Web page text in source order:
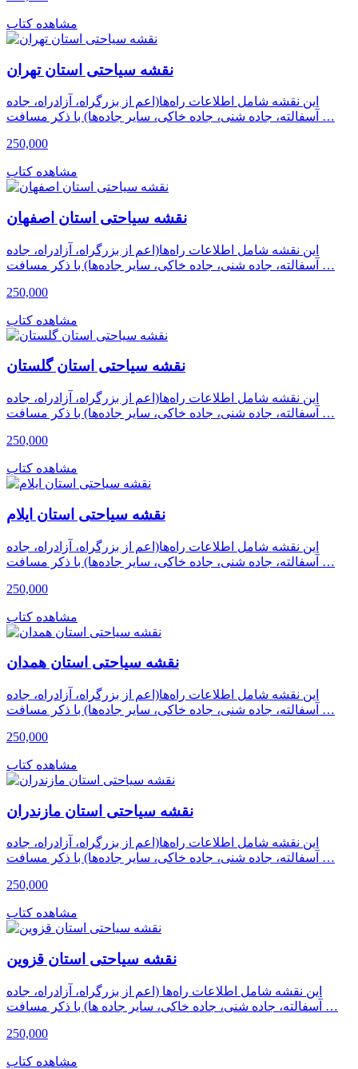
مشاهده کتاب
نقشه سیاحتی استان تهران
این نقشه شامل اطلاعات راه‌ها(اعم از بزرگراه، آزادراه، جاده
آسفالته، جاده شنی، جاده خاکی، سایر جاده‌ها) با ذکر مسافت …
250,000
مشاهده کتاب
نقشه سیاحتی استان اصفهان
این نقشه شامل اطلاعات راه‌ها(اعم از بزرگراه، آزادراه، جاده
آسفالته، جاده شنی، جاده خاکی، سایر جاده‌ها) با ذکر مسافت …
250,000
مشاهده کتاب
نقشه سیاحتی استان گلستان
این نقشه شامل اطلاعات راه‌ها(اعم از بزرگراه، آزادراه، جاده
آسفالته، جاده شنی، جاده خاکی، سایر جاده‌ها) با ذکر مسافت …
250,000
مشاهده کتاب
نقشه سیاحتی استان ایلام
این نقشه شامل اطلاعات راه‌ها(اعم از بزرگراه، آزادراه، جاده
آسفالته، جاده شنی، جاده خاکی، سایر جاده‌ها) با ذکر مسافت …
250,000
مشاهده کتاب
نقشه سیاحتی استان همدان
این نقشه شامل اطلاعات راه‌ها(اعم از بزرگراه، آزادراه، جاده
آسفالته، جاده شنی، جاده خاکی، سایر جاده‌ها) با ذکر مسافت …
250,000
مشاهده کتاب
نقشه سیاحتی استان مازندران
این نقشه شامل اطلاعات راه‌ها(اعم از بزرگراه، آزادراه، جاده
آسفالته، جاده شنی، جاده خاکی، سایر جاده‌ها) با ذکر مسافت …
250,000
مشاهده کتاب
نقشه سیاحتی استان قزوین
این نقشه شامل اطلاعات راه‌ها (اعم از بزرگراه، آزادراه، جاده
آسفالته، جاده شنی، جاده خاکی، سایر جاده ها) با ذکر مسافت …
250,000
مشاهده کتاب